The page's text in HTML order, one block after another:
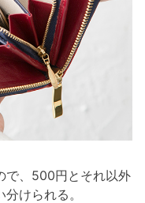
で、500円とそれ以外
けられる。